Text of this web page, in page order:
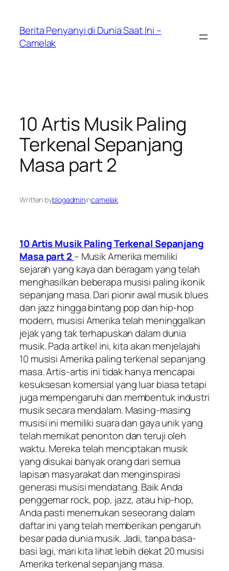
content
Berita Penyanyi di Dunia Saat Ini –
Camelak
10 Artis Musik Paling
Terkenal Sepanjang
Masa part 2
Written byblogadminincamelak
10 Artis Musik Paling Terkenal Sepanjang
Masa part 2– Musik Amerika memiliki
sejarah yang kaya dan beragam yang telah
menghasilkan beberapa musisi paling ikonik
sepanjang masa. Dari pionir awal musik blues
dan jazz hingga bintang pop dan hip-hop
modern, musisi Amerika telah meninggalkan
jejak yang tak terhapuskan dalam dunia
musik. Pada artikel ini, kita akan menjelajahi
10 musisi Amerika paling terkenal sepanjang
masa. Artis-artis ini tidak hanya mencapai
kesuksesan komersial yang luar biasa tetapi
juga mempengaruhi dan membentuk industri
musik secara mendalam. Masing-masing
musisi ini memiliki suara dan gaya unik yang
telah memikat penonton dan teruji oleh
waktu. Mereka telah menciptakan musik
yang disukai banyak orang dari semua
lapisan masyarakat dan menginspirasi
generasi musisi mendatang. Baik Anda
penggemar rock, pop, jazz, atau hip-hop,
Anda pasti menemukan seseorang dalam
daftar ini yang telah memberikan pengaruh
besar pada dunia musik. Jadi, tanpa basa-
basi lagi, mari kita lihat lebih dekat 20 musisi
Amerika terkenal sepanjang masa.